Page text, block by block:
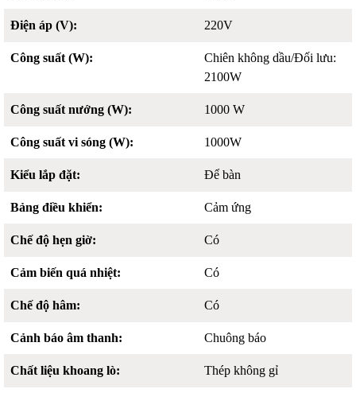
Điện áp (V): 220V
Công suất (W):
Chiên không dầu/Đối lưu:
2100W
Công suất nướng (W): 1000 W
Công suất vi sóng (W): 1000W
Kiểu lắp đặt: Để bàn
Bảng điều khiển: Cảm ứng
Chế độ hẹn giờ: Có
Cảm biến quá nhiệt: Có
Chế độ hâm: Có
Cảnh báo âm thanh: Chuông báo
Chất liệu khoang lò: Thép không gỉ